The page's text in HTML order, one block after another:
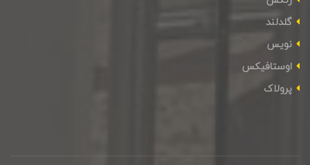
گلدلند
نویس
اوستافیکس
پرولاک